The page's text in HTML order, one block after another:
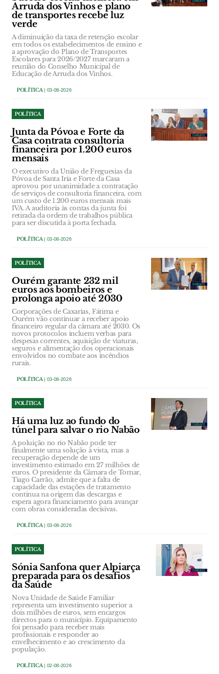
Arruda dos Vinhos e plano
de transportes recebe luz
verde
A diminuição da taxa de retenção escolar
em todos os estabelecimentos de ensino e
a aprovação do Plano de Transportes
Escolares para 2026/2027 marcaram a
reunião do Conselho Municipal de
Educação de Arruda dos Vinhos.
POLÍTICA| 03-08-2026
POLÍTICA
Junta da Póvoa e Forte da
Casa contrata consultoria
financeira por 1.200 euros
mensais
O executivo da União de Freguesias da
Póvoa de Santa Iria e Forte da Casa
aprovou por unanimidade a contratação
de serviços de consultoria financeira, com
um custo de 1.200 euros mensais mais
IVA. A auditoria às contas da junta foi
retirada da ordem de trabalhos pública
para ser discutida à porta fechada.
POLÍTICA| 03-08-2026
POLÍTICA
Ourém garante 232 mil
euros aos bombeiros e
prolonga apoio até 2030
Corporações de Caxarias, Fátima e
Ourém vão continuar a receber apoio
financeiro regular da câmara até 2030. Os
novos protocolos incluem verbas para
despesas correntes, aquisição de viaturas,
seguros e alimentação dos operacionais
envolvidos no combate aos incêndios
rurais.
POLÍTICA| 03-08-2026
POLÍTICA
Há uma luz ao fundo do
túnel para salvar o rio Nabão
A poluição no rio Nabão pode ter
finalmente uma solução à vista, mas a
recuperação depende de um
investimento estimado em 27 milhões de
euros. O presidente da Câmara de Tomar,
Tiago Carrão, admite que a falta de
capacidade das estações de tratamento
continua na origem das descargas e
espera agora financiamento para avançar
com obras consideradas decisivas.
POLÍTICA| 03-08-2026
POLÍTICA
Sónia Sanfona quer Alpiarça
preparada para os desafios
da Saúde
Nova Unidade de Saúde Familiar
representa um investimento superior a
dois milhões de euros, sem encargos
directos para o município. Equipamento
foi pensado para receber mais
profissionais e responder ao
envelhecimento e ao crescimento da
população.
POLÍTICA| 02-08-2026